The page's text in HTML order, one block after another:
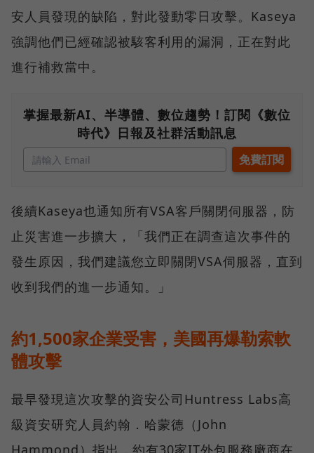
安人員發現的缺陷，對此發動零日攻擊。Kaseya
強調他們已經確認被駭客利用的漏洞，正在對此
進行補救當中。
掌握最新AI、半導體、數位趨勢！訂閱《數位
時代》日報及社群活動訊息
後續Kaseya也通知所有VSA客戶關閉伺服器，防
止災害進一步擴大，「我們正在調查這次事件的
發生原因，我們建議您立即關閉VSA伺服器，直到
收到我們的進一步通知。」
約1,500家企業受害，美國再爆勒索軟
體攻擊
最早發現這次攻擊的資安公司Huntress Labs高
級資安研究人員約翰．哈蒙德（John
Hammond）指出，約有30家IT外包服務廠商在